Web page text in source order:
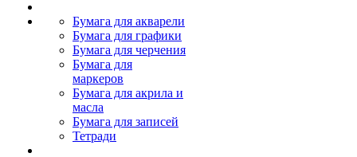
Бумага для акварели
Бумага для графики
Бумага для черчения
Бумага для
маркеров
Бумага для акрила и
масла
Бумага для записей
Тетради